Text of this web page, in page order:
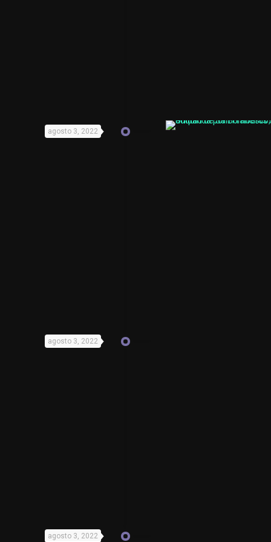
agosto 3, 2022
agosto 3, 2022
agosto 3, 2022